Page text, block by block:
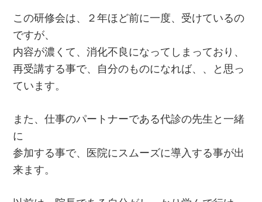
この研修会は、２年ほど前に一度、受けているの
ですが、
内容が濃くて、消化不良になってしまっており、
再受講する事で、自分のものになれば、、と思っ
ています。
また、仕事のパートナーである代診の先生と一緒
に
参加する事で、医院にスムーズに導入する事が出
来ます。